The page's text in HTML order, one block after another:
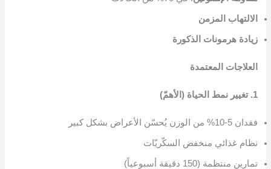
الالتهاب المزمن
زيادة هرمونات الذكورة
العلاجات المعتمدة
1. تغيير نمط الحياة (الأهمّ)
فقدان 5-10% من الوزن يُحسّن الأعراض بشكل كبير
نظام غذائي منخفض السكّريّات
تمارين منتظمة (150 دقيقة أسبوعياً)